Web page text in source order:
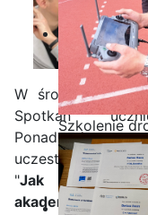
Szkolenie
OPW w
W środę
Spotkań
uczestniczyli w
"Jak
akademicką?’"